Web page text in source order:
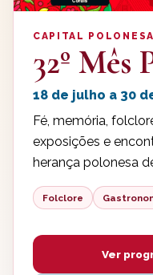
CAPITAL
32º Mês
18 de julho a 30
Fé, memória,
exposições e
herança polonesa
Folclore
Ver